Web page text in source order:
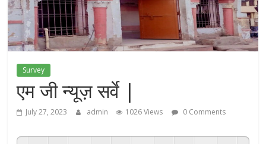
Survey
एम जी न्यूज़ सर्वे |
July 27, 2023 admin 1026 Views 0 Comments